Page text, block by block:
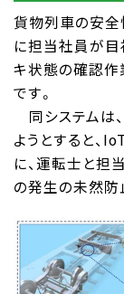
貨物列車の安全
に担当社員が目
キ状態の確認作
です。
同システムは
ようとすると、
に、運転士と担
の発生の未然防